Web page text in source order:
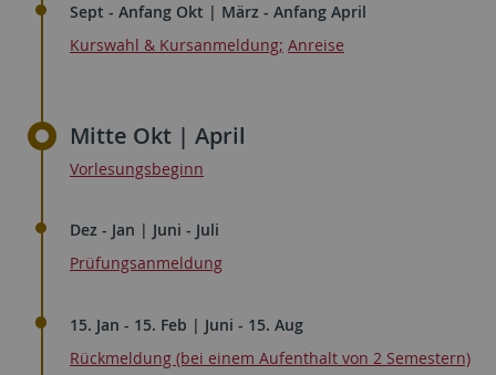
Sept - Anfang Okt | März - Anfang April
Kurswahl & Kursanmeldung; Anreise
Mitte Okt | April
Vorlesungsbeginn
Dez - Jan | Juni - Juli
Prüfungsanmeldung
15. Jan - 15. Feb | Juni - 15. Aug
Rückmeldung (bei einem Aufenthalt von 2 Semestern)